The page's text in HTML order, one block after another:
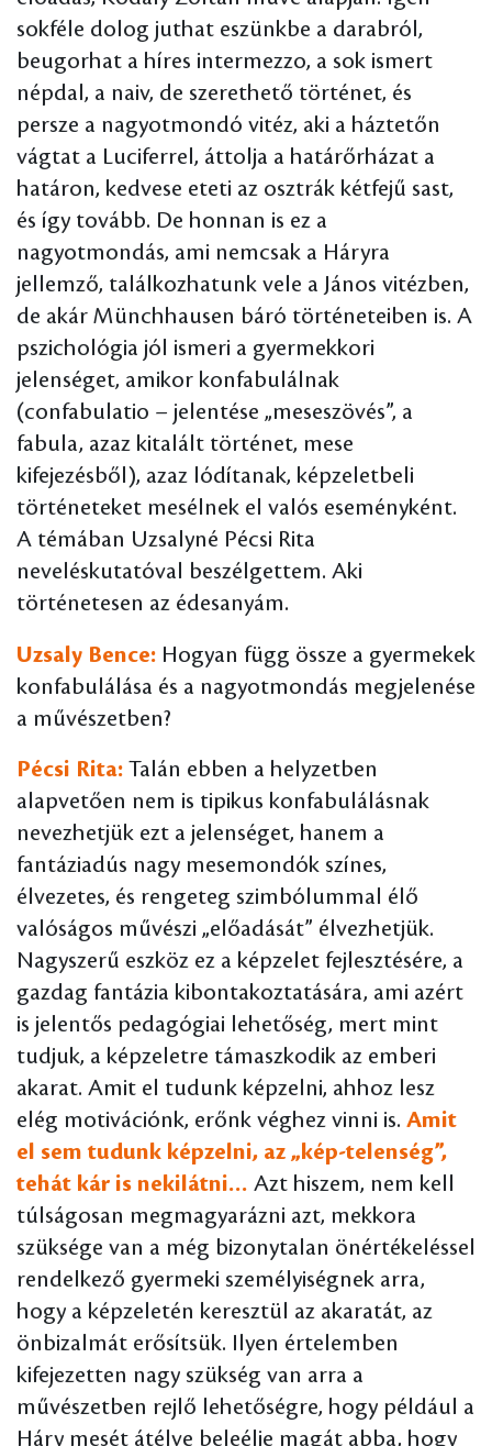
sokféle dolog juthat eszünkbe a darabról,
beugorhat a híres intermezzo, a sok ismert
népdal, a naiv, de szerethető történet, és
persze a nagyotmondó vitéz, aki a háztetőn
vágtat a Luciferrel, áttolja a határőrházat a
határon, kedvese eteti az osztrák kétfejű sast,
és így tovább. De honnan is ez a
nagyotmondás, ami nemcsak a Háryra
jellemző, találkozhatunk vele a János vitézben,
de akár Münchhausen báró történeteiben is. A
pszichológia jól ismeri a gyermekkori
jelenséget, amikor konfabulálnak
(confabulatio – jelentése „meseszövés”, a
fabula, azaz kitalált történet, mese
kifejezésből), azaz lódítanak, képzeletbeli
történeteket mesélnek el valós eseményként.
A témában Uzsalyné Pécsi Rita
neveléskutatóval beszélgettem. Aki
történetesen az édesanyám.
Uzsaly Bence: Hogyan függ össze a gyermekek
konfabulálása és a nagyotmondás megjelenése
a művészetben?
Pécsi Rita: Talán ebben a helyzetben
alapvetően nem is tipikus konfabulálásnak
nevezhetjük ezt a jelenséget, hanem a
fantáziadús nagy mesemondók színes,
élvezetes, és rengeteg szimbólummal élő
valóságos művészi „előadását” élvezhetjük.
Nagyszerű eszköz ez a képzelet fejlesztésére, a
gazdag fantázia kibontakoztatására, ami azért
is jelentős pedagógiai lehetőség, mert mint
tudjuk, a képzeletre támaszkodik az emberi
akarat. Amit el tudunk képzelni, ahhoz lesz
elég motivációnk, erőnk véghez vinni is. Amit
el sem tudunk képzelni, az „kép-telenség”,
tehát kár is nekilátni… Azt hiszem, nem kell
túlságosan megmagyarázni azt, mekkora
szüksége van a még bizonytalan önértékeléssel
rendelkező gyermeki személyiségnek arra,
hogy a képzeletén keresztül az akaratát, az
önbizalmát erősítsük. Ilyen értelemben
kifejezetten nagy szükség van arra a
művészetben rejlő lehetőségre, hogy például a
Háry mesét átélve beleélje magát abba, hogy